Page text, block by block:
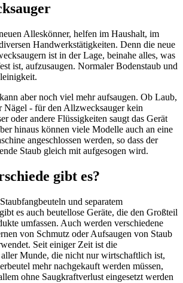
Alleskönner, helfen im Haushalt, im
Handwerkstätigkeiten. Denn die neue
ist in der Lage, beinahe alles, was
ist, aufzusaugen. Normaler Bodenstaub und
aber noch viel mehr aufsaugen. Ob Laub,
Nägel - für den Allzwecksauger kein
oder andere Flüssigkeiten saugt das Gerät
hinaus können viele Modelle auch an eine
angeschlossen werden, so dass der
Staub gleich mit aufgesogen wird.
gibt es?
und separatem
es auch beutellose Geräte, die den Großteil
umfassen. Auch werden verschiedene
von Schmutz oder Aufsaugen von Staub
Seit einiger Zeit ist die
Munde, die nicht nur wirtschaftlich ist,
mehr nachgekauft werden müssen,
ohne Saugkraftverlust eingesetzt werden